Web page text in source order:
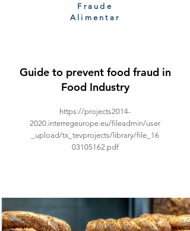
Fraude
Alimentar
Guide to prevent food fraud in
Food Industry
https://projects2014-
2020.interregeurope.eu/fileadmin/user
_upload/tx_tevprojects/library/file_16
03105162.pdf